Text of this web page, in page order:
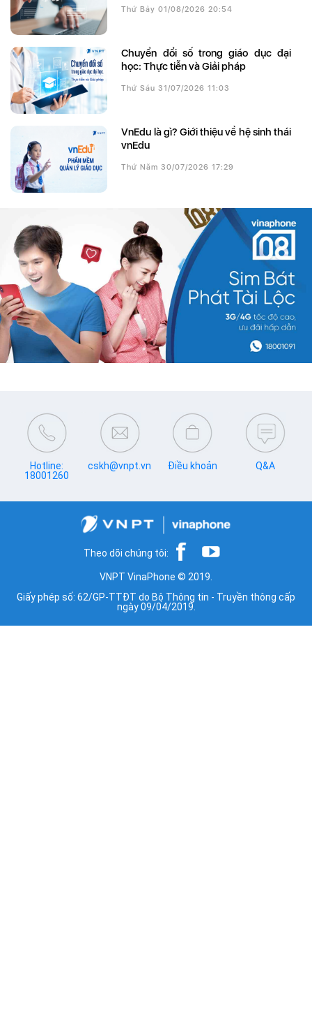
Thứ Bảy 01/08/2026 20:54
Chuyển đổi số trong giáo dục đại
học: Thực tiễn và Giải pháp
Thứ Sáu 31/07/2026 11:03
VnEdu là gì? Giới thiệu về hệ sinh thái
vnEdu
Thứ Năm 30/07/2026 17:29
Hotline:
18001260
cskh@vnpt.vn Điều khoản Q&A
Theo dõi chúng tôi:
VNPT VinaPhone © 2019.
Giấy phép số: 62/GP-TTĐT do Bộ Thông tin - Truyền thông cấp
ngày 09/04/2019.